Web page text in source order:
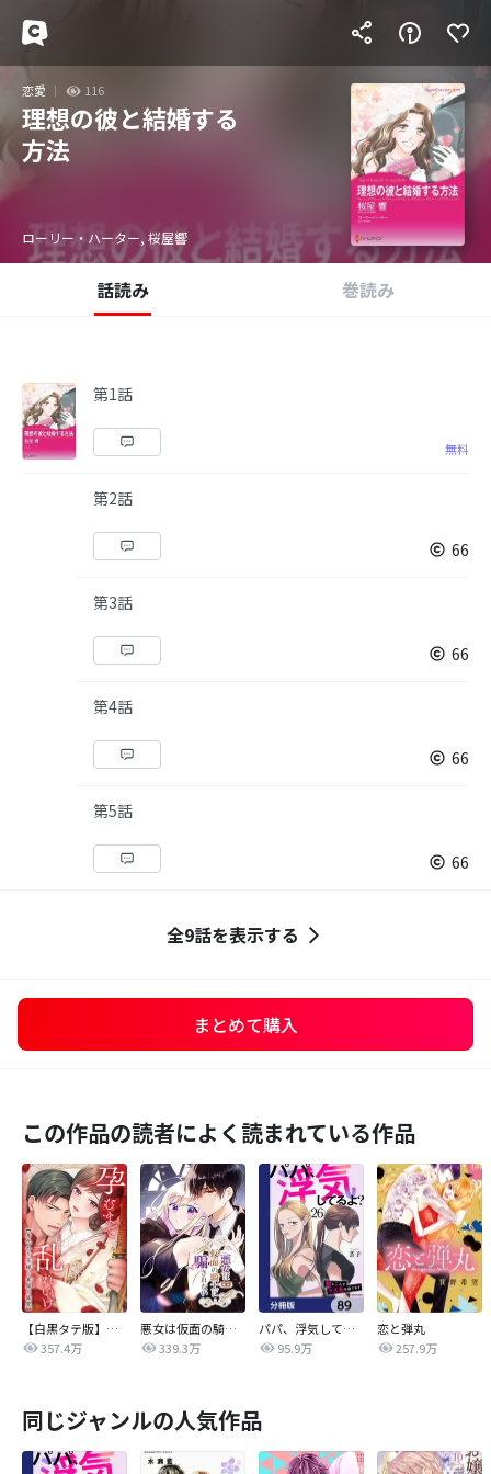
恋愛 116
理想の彼と結婚する
方法
ローリー・ハーター, 桜屋響
話読み 巻読み
第1話
無料
第2話
66
第3話
66
第4話
66
第5話
66
全9話を表示する
まとめて購入
この作品の読者によく読まれている作品
【白黒タテ版】孕むまで乱れいけ～身代わり花嫁と軍服の猛愛
357.4万
悪女は仮面の騎士に騙されない
339.3万
パパ、浮気してるよ？娘と二人でクズ夫を捨てます【分冊版】
95.9万
恋と弾丸
257.9万
同じジャンルの人気作品